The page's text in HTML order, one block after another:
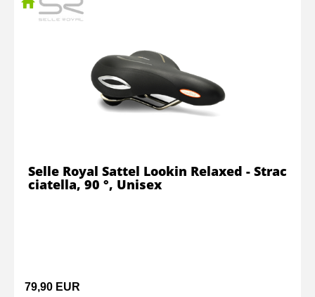
79,90 EUR
Selle Royal Sattel Lookin Relaxed - Strac
ciatella, 90 °, Unisex